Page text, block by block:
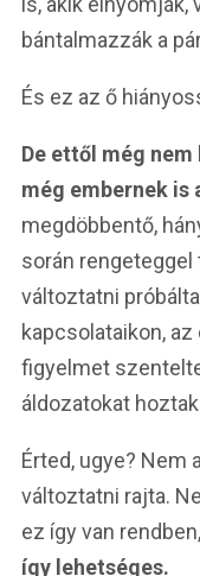
bántalmazzák a
És ez az ő
De ettől még nem
még embernek is
megdöbbentő,
során rengeteggel
változtatni
kapcsolataikon,
figyelmet
áldozatokat
Érted, ugye? Nem
változtatni rajta.
ez így van
így lehetséges.